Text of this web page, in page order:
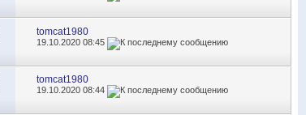
tomcat1980
19.10.202008:45
tomcat1980
19.10.202008:44